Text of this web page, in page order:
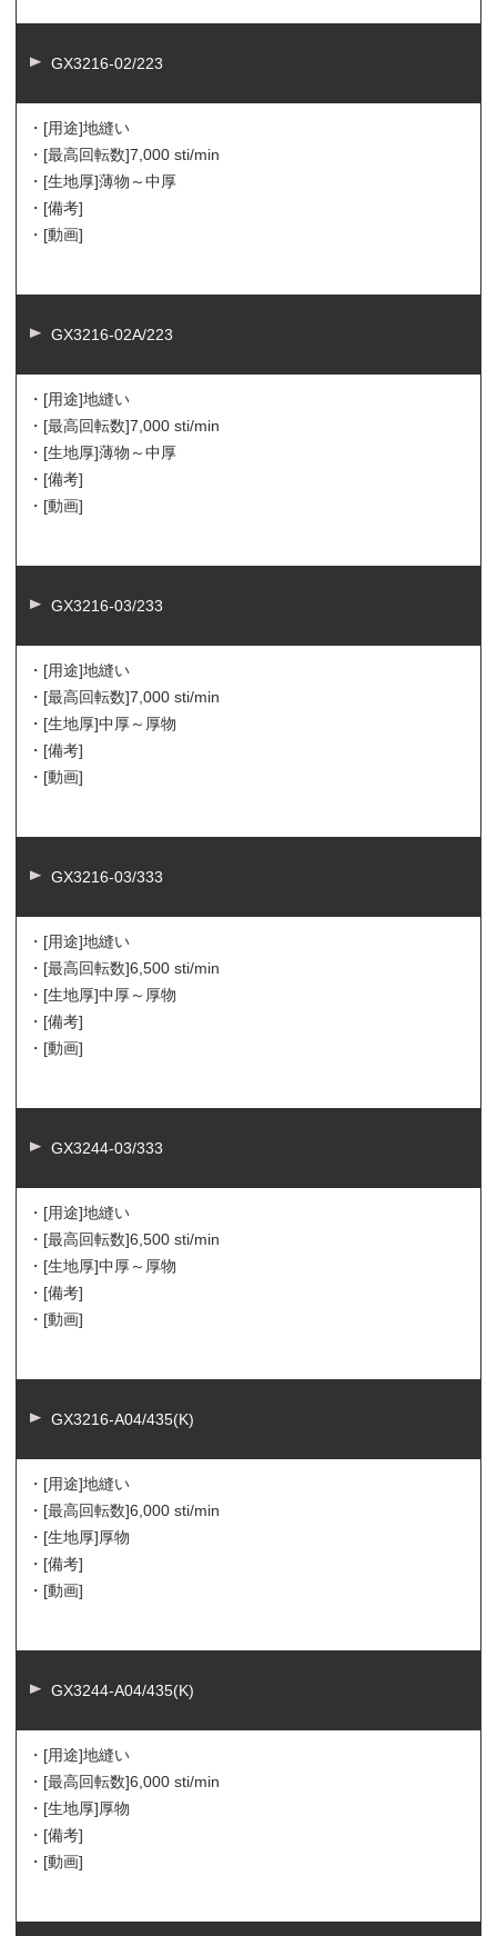
GX3216-02/223
・[用途]地縫い
・[最高回転数]7,000 sti/min
・[生地厚]薄物～中厚
・[備考]
・[動画]
GX3216-02A/223
・[用途]地縫い
・[最高回転数]7,000 sti/min
・[生地厚]薄物～中厚
・[備考]
・[動画]
GX3216-03/233
・[用途]地縫い
・[最高回転数]7,000 sti/min
・[生地厚]中厚～厚物
・[備考]
・[動画]
GX3216-03/333
・[用途]地縫い
・[最高回転数]6,500 sti/min
・[生地厚]中厚～厚物
・[備考]
・[動画]
GX3244-03/333
・[用途]地縫い
・[最高回転数]6,500 sti/min
・[生地厚]中厚～厚物
・[備考]
・[動画]
GX3216-A04/435(K)
・[用途]地縫い
・[最高回転数]6,000 sti/min
・[生地厚]厚物
・[備考]
・[動画]
GX3244-A04/435(K)
・[用途]地縫い
・[最高回転数]6,000 sti/min
・[生地厚]厚物
・[備考]
・[動画]